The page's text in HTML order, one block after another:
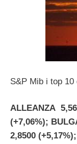
S&P Mib i top 10
ALLEANZA
(+7,06%);
2,8500